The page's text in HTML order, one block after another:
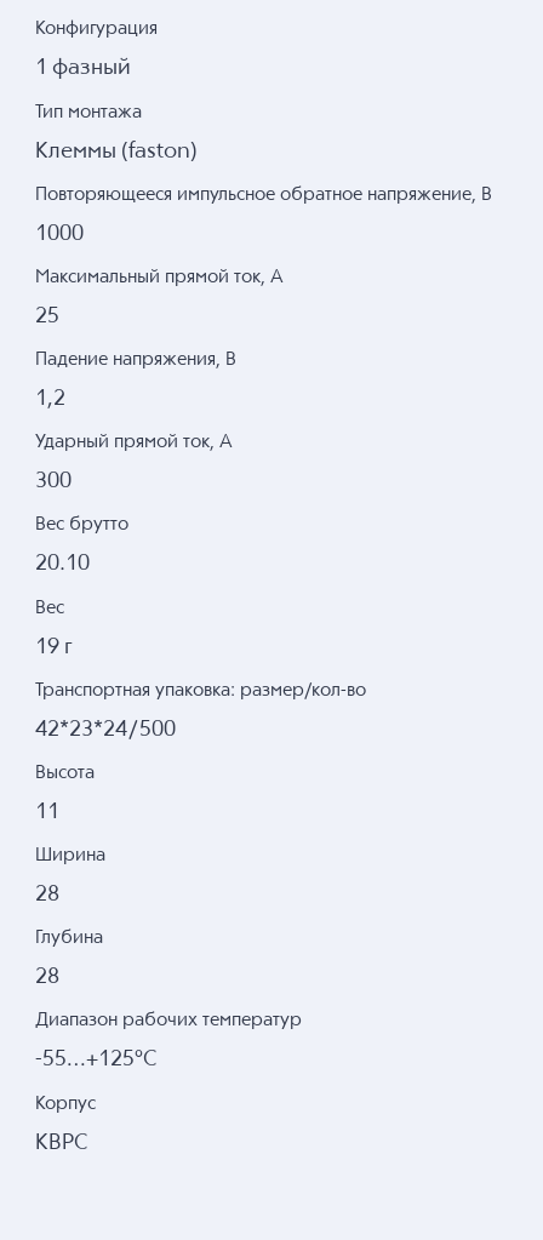
Конфигурация
1 фазный
Тип монтажа
Клеммы (faston)
Повторяющееся импульсное обратное напряжение, В
1000
Максимальный прямой ток, А
25
Падение напряжения, В
1,2
Ударный прямой ток, А
300
Вес брутто
20.10
Вес
19 г
Транспортная упаковка: размер/кол-во
42*23*24/500
Высота
11
Ширина
28
Глубина
28
Диапазон рабочих температур
-55…+125°С
Корпус
KBPC